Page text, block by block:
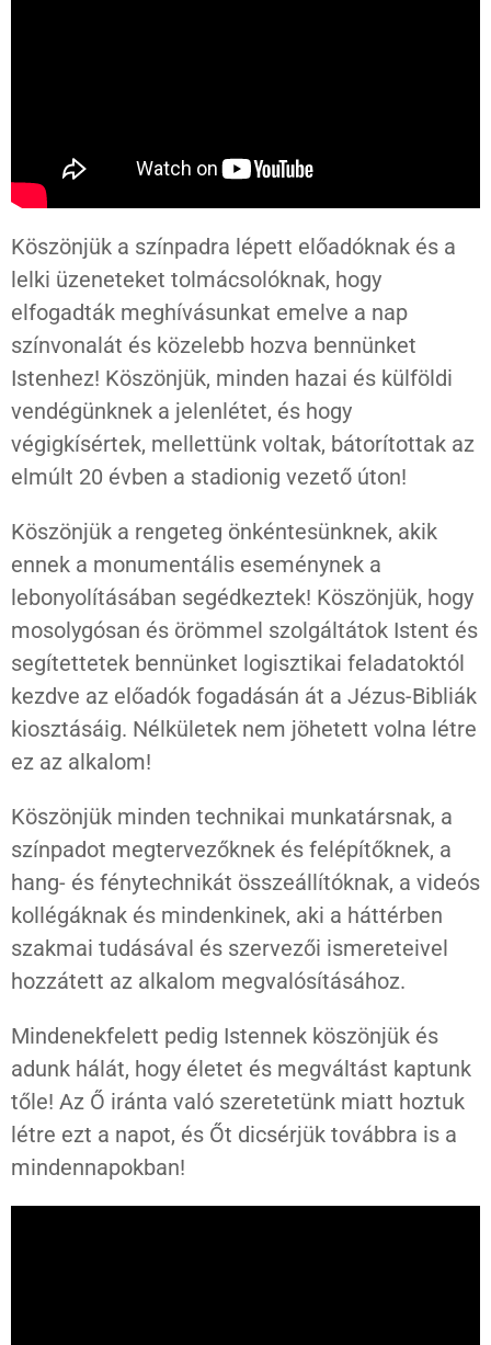
Köszönjük a színpadra lépett előadóknak és a
lelki üzeneteket tolmácsolóknak, hogy
elfogadták meghívásunkat emelve a nap
színvonalát és közelebb hozva bennünket
Istenhez! Köszönjük, minden hazai és külföldi
vendégünknek a jelenlétet, és hogy
végigkísértek, mellettünk voltak, bátorítottak az
elmúlt 20 évben a stadionig vezető úton!
Köszönjük a rengeteg önkéntesünknek, akik
ennek a monumentális eseménynek a
lebonyolításában segédkeztek! Köszönjük, hogy
mosolygósan és örömmel szolgáltátok Istent és
segítettetek bennünket logisztikai feladatoktól
kezdve az előadók fogadásán át a Jézus-Bibliák
kiosztásáig. Nélkületek nem jöhetett volna létre
ez az alkalom!
Köszönjük minden technikai munkatársnak, a
színpadot megtervezőknek és felépítőknek, a
hang- és fénytechnikát összeállítóknak, a videós
kollégáknak és mindenkinek, aki a háttérben
szakmai tudásával és szervezői ismereteivel
hozzátett az alkalom megvalósításához.
Mindenekfelett pedig Istennek köszönjük és
adunk hálát, hogy életet és megváltást kaptunk
tőle! Az Ő iránta való szeretetünk miatt hoztuk
létre ezt a napot, és Őt dicsérjük továbbra is a
mindennapokban!